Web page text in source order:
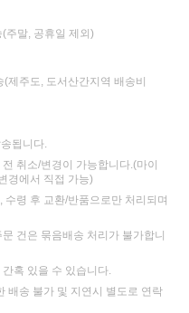
주말, 공휴일 제외)
제주도, 도서산간지역 배송비
됩니다.
취소/변경이 가능합니다.(마이
경에서 직접 가능)
령 후 교환/반품으로만 처리되며
건은 묶음배송 처리가 불가합니
혹 있을 수 있습니다.
배송 불가 및 지연시 별도로 연락